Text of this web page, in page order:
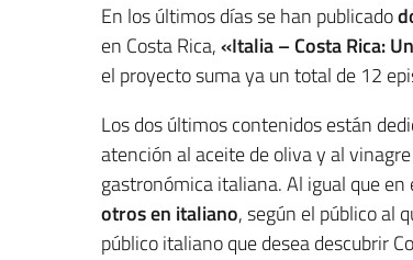
En los últimos días se han publicado
en Costa Rica,«Italia – Costa Rica:
el proyecto suma ya un total de 12
Los dos últimos contenidos están
atención al aceite de oliva y al
gastronómica italiana. Al igual que
otros en italiano, según el público al
público italiano que desea descubrir